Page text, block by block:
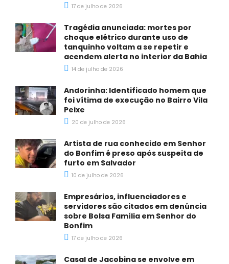
17 de julho de 2026
Tragédia anunciada: mortes por
choque elétrico durante uso de
tanquinho voltam a se repetir e
acendem alerta no interior da Bahia
14 de julho de 2026
Andorinha: Identificado homem que
foi vítima de execução no Bairro Vila
Peixe
20 de julho de 2026
Artista de rua conhecido em Senhor
do Bonfim é preso após suspeita de
furto em Salvador
10 de julho de 2026
Empresários, influenciadores e
servidores são citados em denúncia
sobre Bolsa Família em Senhor do
Bonfim
17 de julho de 2026
Casal de Jacobina se envolve em